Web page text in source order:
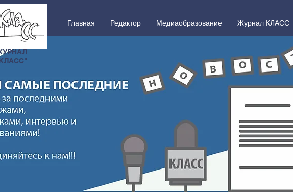
Главная Редактор Медиаобразование Журнал КЛАСС